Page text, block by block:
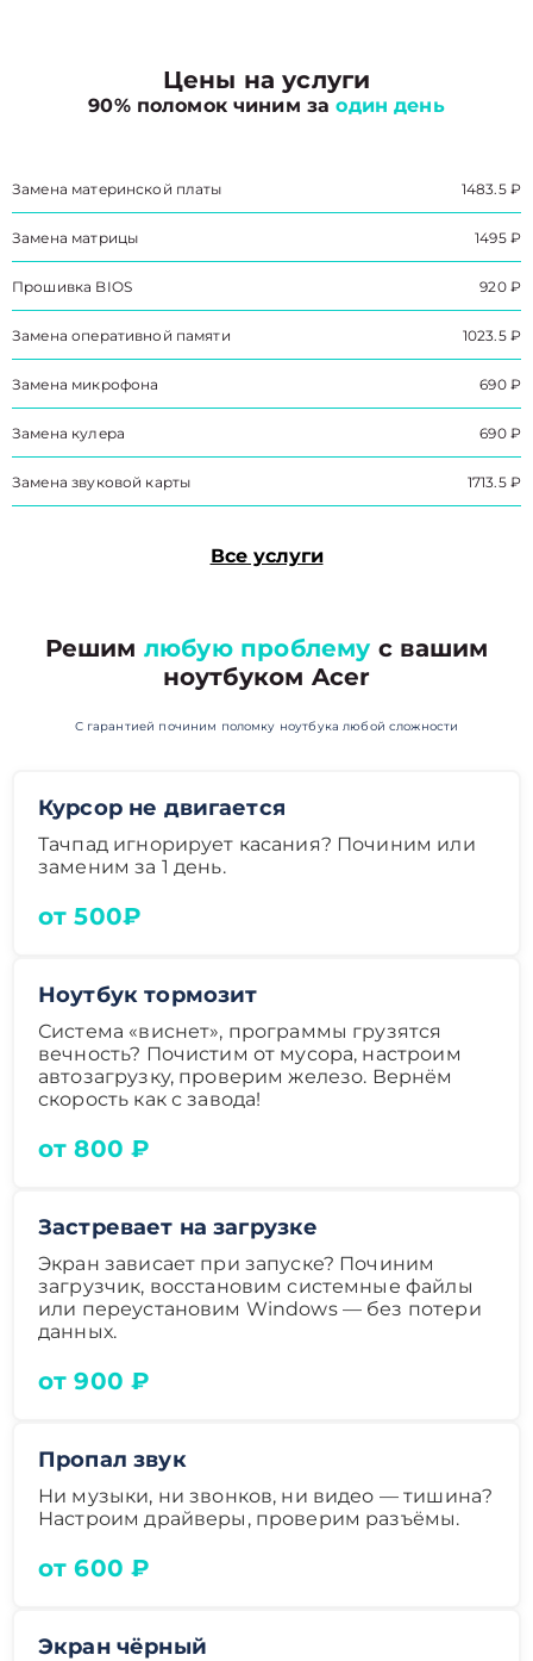
Цены на услуги
90% поломок чиним заодин день
Замена материнской платы 1483.5 ₽
Замена матрицы 1495 ₽
Прошивка BIOS 920 ₽
Замена оперативной памяти 1023.5 ₽
Замена микрофона 690 ₽
Замена кулера 690 ₽
Замена звуковой карты 1713.5 ₽
Все услуги
Решим любую проблему с вашим
ноутбуком Acer
С гарантией починим поломку ноутбука любой сложности
Курсор не двигается
Тачпад игнорирует касания? Починим или
заменим за 1 день.
от 500₽
Ноутбук тормозит
Система «виснет», программы грузятся
вечность? Почистим от мусора, настроим
автозагрузку, проверим железо. Вернём
скорость как с завода!
от 800 ₽
Застревает на загрузке
Экран зависает при запуске? Починим
загрузчик, восстановим системные файлы
или переустановим Windows — без потери
данных.
от 900 ₽
Пропал звук
Ни музыки, ни звонков, ни видео — тишина?
Настроим драйверы, проверим разъёмы.
от 600 ₽
Экран чёрный